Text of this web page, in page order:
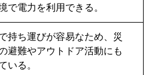
で電力を利用できる。
持ち運びが容易なため、災
避難やアウトドア活動にも
いる。